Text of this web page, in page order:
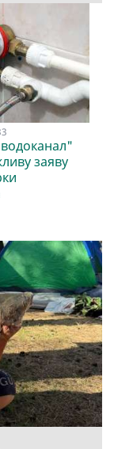
заяву